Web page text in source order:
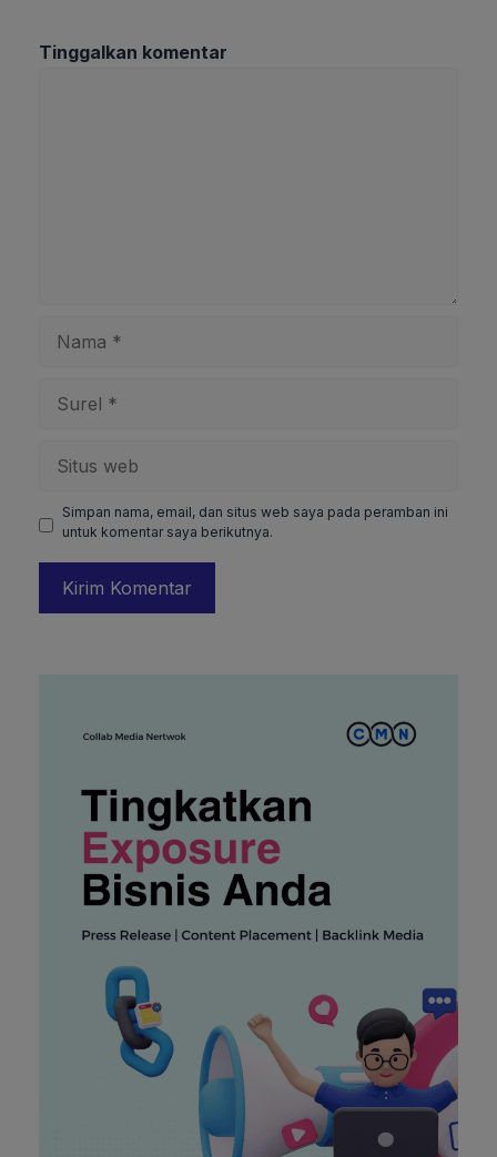
Tinggalkan komentar
web
Simpan nama, email, dan situs web saya pada peramban ini
untuk komentar saya berikutnya.